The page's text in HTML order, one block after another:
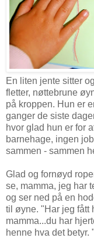
En liten jente sitter
fletter, nøttebrune
på kroppen. Hun er
ganger de siste
hvor glad hun er for
barnehage, ingen
sammen - sammen
Glad og fornøyd
se, mamma, jeg har
og ser ned på en
til øyne. "Har jeg fått
mamma...du har
henne hva det